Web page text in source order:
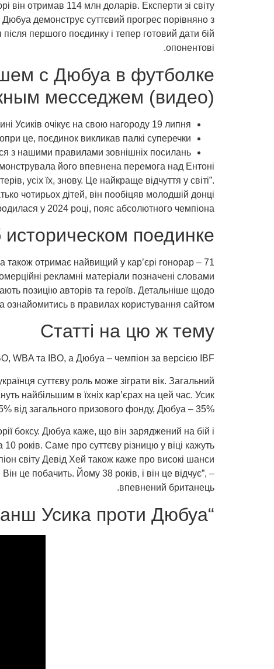
він отримав 114 млн доларів. Експерти зі світу
демонструє суттєвий прогрес порівняно з
після першого поєдинку і тепер готовий дати бій
опонентові.
с Дюбуа в футболке
месседжем (видео)
Усиків очікує на свою нагороду 19 липня.
це, поєдинок викликав палкі суперечки.
з нашими правилами зовнішніх посилань.
його впевнена перемога над Ентоні
усіх їх, знову. Це найкраще відчуття у світі”.
чотирьох дітей, він пообіцяв молодшій донці
у 2024 році, пояс абсолютного чемпіона.
поединке
також отримає найвищий у кар’єрі гонорар – 71
рекламні матеріали позначені словами
позицію авторів та героїв. Детальніше щодо
в правилах користування сайтом.
Статті на цю ж тему
WBA та IBO, а Дюбуа – чемпіон за версією IBF.
суттєву роль може зіграти вік. Загальний
найбільшим в їхніх кар’єрах на цей час. Усик
від загального призового фонду, Дюбуа – 35%.
боксу. Дюбуа каже, що він заряджений на бій і
років. Саме про суттєву різницю у віці кажуть
світу Девід Хей також каже про високі шанси
це побачить. Йому 38 років, і він це відчує”, –
впевнений британець.
“Чемпіонство для доньки”: чим важливий реванш Усика проти Дюбуа